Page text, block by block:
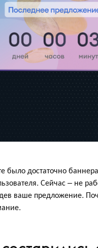
было достаточно
Сейчас – не
ваше предложение.